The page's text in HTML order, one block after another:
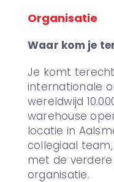
Organisatie
Waar kom je
Je komt
internationale
wereldwijd
warehouse
locatie in
collegiaal
met de
organisatie.